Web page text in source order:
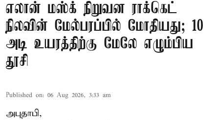
எலான் மஸ்க் நிறுவன ராக்கெட்
நிலவின் மேல்பரப்பில் மோதியது; 10
அடி உயரத்திற்கு மேலே எழும்பிய
தூசி
Published on: 06 Aug 2026, 3:33 am
அபுதாபி,